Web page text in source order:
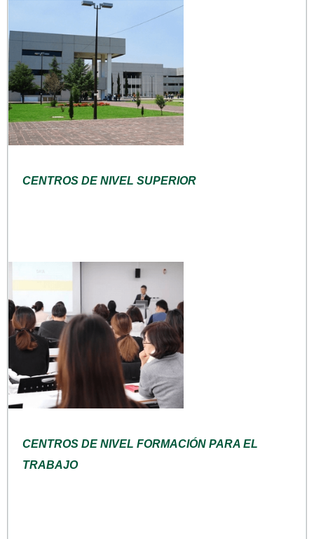
CENTROS DE NIVEL SUPERIOR
CENTROS DE NIVEL FORMACIÓN PARA EL
TRABAJO